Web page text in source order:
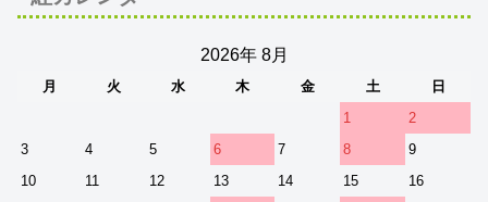
2026年 8月
月 火 水 木 金 土
日
1
2
3
4 5 6 7 8
9
10
11 12 13 14 15
16